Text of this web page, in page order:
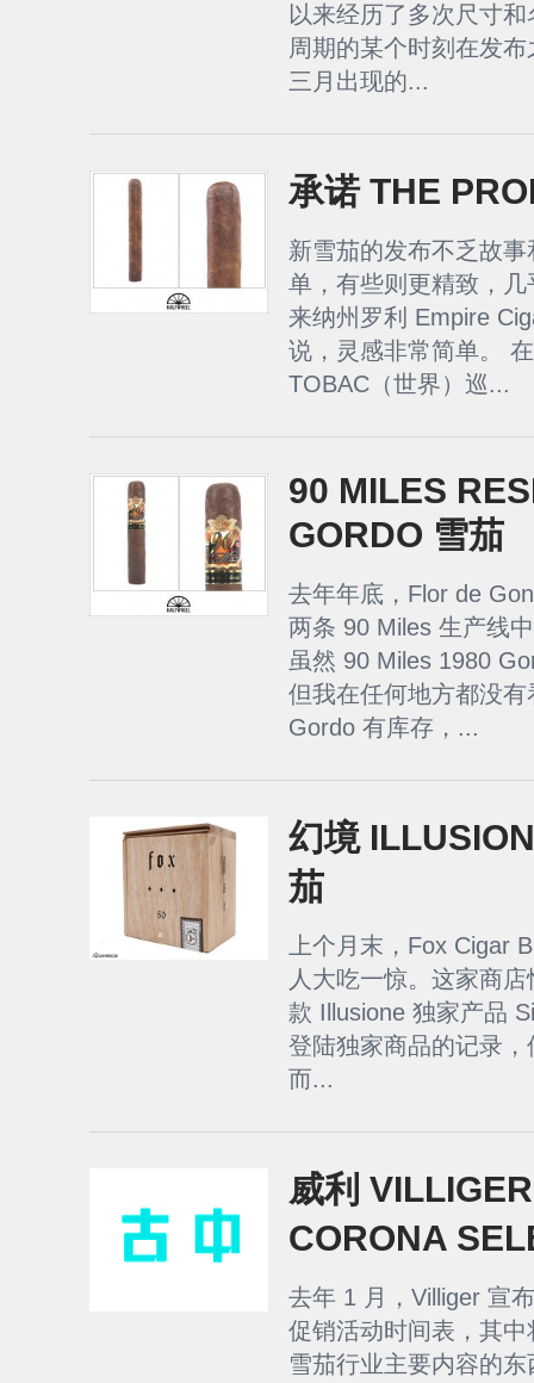
以来经历了多次尺寸
周期的某个时刻在发
三月出现的...
承诺 THE
新雪茄的发布不乏故
单，有些则更精致，
来纳州罗利 Empire
说，灵感非常简单。
TOBAC（世界）巡...
90 MILES
GORDO 雪茄
去年年底，Flor de
两条 90 Miles 生产线
虽然 90 Miles 1980
但我在任何地方都没
Gordo 有库存，...
幻境
茄
上个月末，Fox Cigar
人大吃一惊。这家商
款 Illusione 独家产品
登陆独家商品的记录
而...
威利
CORONA
去年 1 月，Villiger 宣
促销活动时间表，其
雪茄行业主要内容的